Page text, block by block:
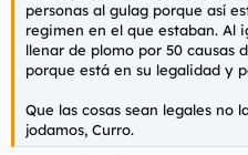
- Bueno, última intervención
ensañamiento. Y con un ser
está feo. No obstante, ahí va
personas al gulag porque así
regimen en el que estaban. Al
llenar de plomo por 50 causas
porque está en su legalidad y
Que las cosas sean legales no
jodamos, Curro.